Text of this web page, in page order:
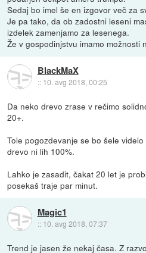
Sedaj bo imel še en izgovor več za
Je pa tako, da ob zadostni leseni
izdelek zamenjamo za lesenega.
Že v gospodinjstvu imamo možnosti
BlackMaX
:: 10. avg 2018, 00:25
Da neko drevo zrase v rečimo
20+.
Tole pogozdevanje se bo šele
drevo ni lih 100%.
Lahko je zasadit, čakat 20 let je
posekaš traje par minut.
Magic1
:: 10. avg 2018, 07:37
Trend je jasen že nekaj časa. Z